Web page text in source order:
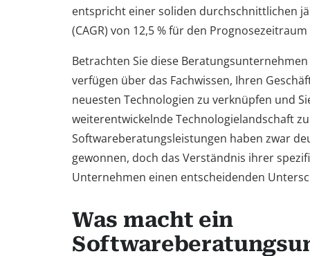
entspricht einer soliden durchschnittlichen
(CAGR) von 12,5 % für den Prognosezeitraum
Betrachten Sie diese
verfügen über das Fachwissen, Ihren
neuesten Technologien zu verknüpfen und
weiterentwickelnde Technologielandschaft
Softwareberatungsleistungen haben zwar
gewonnen, doch das Verständnis ihrer
Unternehmen einen entscheidenden
Was macht ein